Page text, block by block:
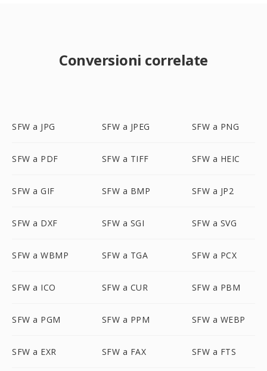
Conversioni correlate
SFW a JPG SFW a JPEG SFW a PNG
SFW a PDF SFW a TIFF SFW a HEIC
SFW a GIF SFW a BMP SFW a JP2
SFW a DXF SFW a SGI SFW a SVG
SFW a WBMP SFW a TGA SFW a PCX
SFW a ICO SFW a CUR SFW a PBM
SFW a PGM SFW a PPM SFW a WEBP
SFW a EXR SFW a FAX SFW a FTS